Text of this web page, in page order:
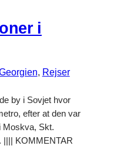
i
, Rejser
by i Sovjet hvor
efter at den var
Moskva, Skt.
|||| KOMMENTAR